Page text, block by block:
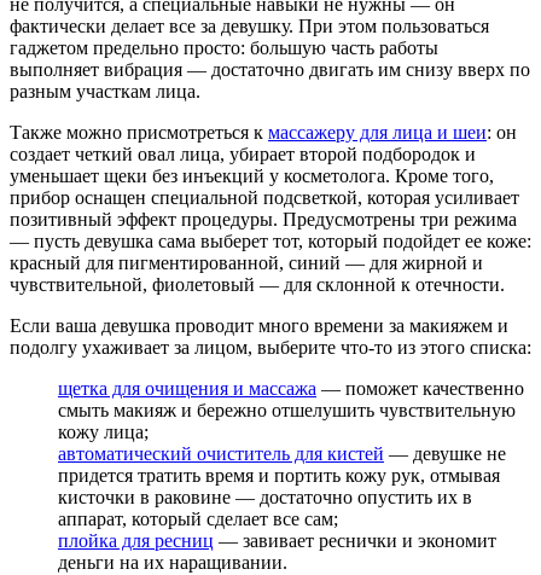
не получится, а специальные навыки не нужны — он
фактически делает все за девушку. При этом пользоваться
гаджетом предельно просто: большую часть работы
выполняет вибрация — достаточно двигать им снизу вверх по
разным участкам лица.
Также можно присмотреться к массажеру для лица и шеи: он
создает четкий овал лица, убирает второй подбородок и
уменьшает щеки без инъекций у косметолога. Кроме того,
прибор оснащен специальной подсветкой, которая усиливает
позитивный эффект процедуры. Предусмотрены три режима
— пусть девушка сама выберет тот, который подойдет ее коже:
красный для пигментированной, синий — для жирной и
чувствительной, фиолетовый — для склонной к отечности.
Если ваша девушка проводит много времени за макияжем и
подолгу ухаживает за лицом, выберите что-то из этого списка:
щетка для очищения и массажа — поможет качественно
смыть макияж и бережно отшелушить чувствительную
кожу лица;
автоматический очиститель для кистей — девушке не
придется тратить время и портить кожу рук, отмывая
кисточки в раковине — достаточно опустить их в
аппарат, который сделает все сам;
плойка для ресниц — завивает реснички и экономит
деньги на их наращивании.